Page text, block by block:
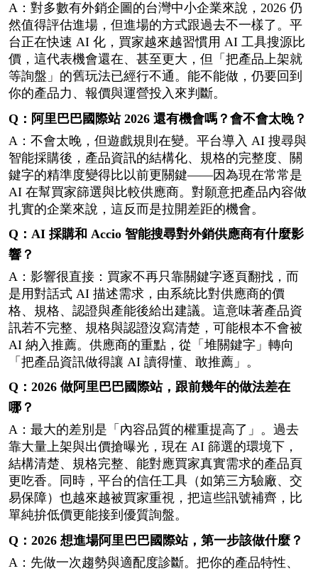
A：對多數有外銷企圖的台灣中小企業來說，2026 仍
然值得評估進場，但進場的方式跟過去不一樣了。平
台正在快速 AI 化，買家越來越習慣用 AI 工具搜源比
價，這代表機會還在、甚至更大，但「把產品上架就
等詢盤」的舊玩法已經行不通。能不能做，仍要回到
你的產品力、報價與運營投入來判斷。
Q：阿里巴巴國際站 2026 還有機會嗎？會不會太晚？
A：不會太晚，但遊戲規則在變。平台導入 AI 搜尋與
智能採購後，產品資訊的結構化、規格的完整度、關
鍵字的精準度變得比以前更關鍵——因為現在常常是
AI 在幫買家篩選與比較供應商。對願意把產品內容做
扎實的企業來說，這反而是拉開差距的機會。
Q：AI 採購和 Accio 智能搜尋對外銷供應商有什麼影
響？
A：影響很直接：買家不再只靠關鍵字逐頁翻找，而
是用對話式 AI 描述需求，由系統比對供應商的價
格、規格、認證與產能後給出建議。這意味著產品資
訊若不完整、規格與認證沒寫清楚，可能根本不會被
AI 納入推薦。供應商的重點，從「堆關鍵字」轉向
「把產品資訊做得讓 AI 讀得懂、敢推薦」。
Q：2026 做阿里巴巴國際站，跟前幾年的做法差在
哪？
A：最大的差別是「內容品質的權重提高了」。過去
靠大量上架與出價搶曝光，現在 AI 篩選的環境下，
結構清楚、規格完整、能對應買家真實需求的產品頁
更吃香。同時，平台的信任工具（如第三方驗廠、交
易保障）也越來越被買家重視，把這些訊號補齊，比
單純拚低價更能接到優質詢盤。
Q：2026 想進場阿里巴巴國際站，第一步該做什麼？
A：先做一次趨勢與適配度診斷。把你的產品特性、